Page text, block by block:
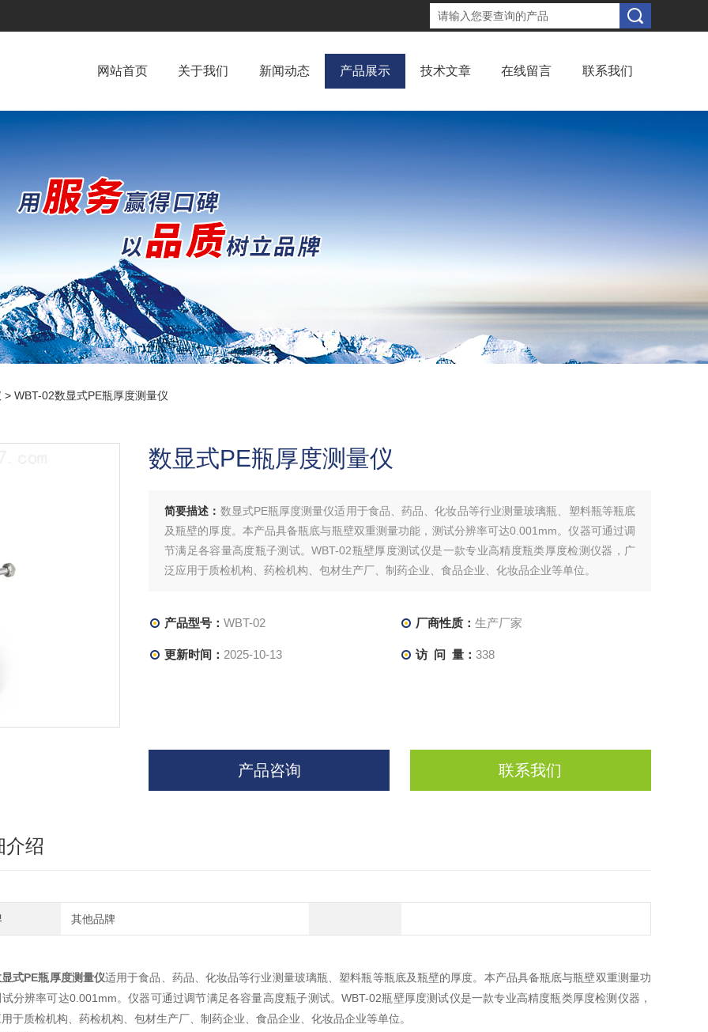
网站首页 关于我们 新闻动态 产品展示 技术文章 在线留言 联系我们
> WBT-02数显式PE瓶厚度测量仪
数显式PE瓶厚度测量仪
简要描述： 数显式PE瓶厚度测量仪适用于食品、药品、化妆品等行业测量玻璃瓶、塑料瓶等瓶底
及瓶壁的厚度。本产品具备瓶底与瓶壁双重测量功能，测试分辨率可达0.001mm。仪器可通过调
节满足各容量高度瓶子测试。WBT-02瓶壁厚度测试仪是一款专业高精度瓶类厚度检测仪器，广
泛应用于质检机构、药检机构、包材生产厂、制药企业、食品企业、化妆品企业等单位。
产品型号： WBT-02 厂商性质： 生产厂家
更新时间： 2025-10-13 访 问 量： 338
产品咨询 联系我们
介绍
其他品牌
式PE瓶厚度测量仪适用于食品、药品、化妆品等行业测量玻璃瓶、塑料瓶等瓶底及瓶壁的厚度。本产品具备瓶底与瓶壁双重测量功
分辨率可达0.001mm。仪器可通过调节满足各容量高度瓶子测试。WBT-02瓶壁厚度测试仪是一款专业高精度瓶类厚度检测仪器，
于质检机构、药检机构、包材生产厂、制药企业、食品企业、化妆品企业等单位。